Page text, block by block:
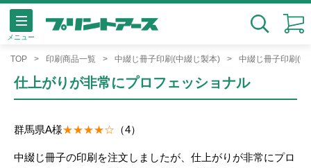
メニュー
TOP 印刷商品一覧 中綴じ冊子印刷(中綴じ製本) 中綴じ冊子印刷(
仕上がりが非常にプロフェッショナル
群馬県A様 （4）
中綴じ冊子の印刷を注文しましたが、仕上がりが非常にプロ